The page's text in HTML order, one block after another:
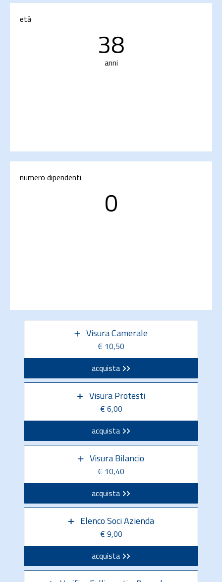
età
38
anni
numero dipendenti
0
Visura Camerale
€ 10,50
acquista
Visura Protesti
€ 6,00
acquista
Visura Bilancio
€ 10,40
acquista
Elenco Soci Azienda
€ 9,00
acquista